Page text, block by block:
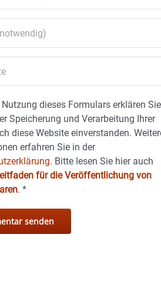
dieses Formulars erklären Sie
Speicherung und Verarbeitung Ihrer
diese Website einverstanden.
erfahren Sie in der
Bitte lesen Sie hier auch
für die Veröffentlichung von
.*